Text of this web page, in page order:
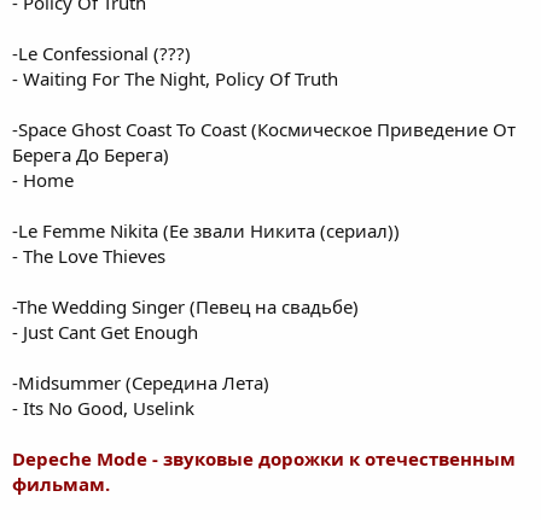
-Le Confessional (???)
- Waiting For The Night, Policy Of Truth
-Space Ghost Coast To Coast (Космическое Приведение От
Берега До Берега)
- Home
-Le Femme Nikita (Ее звали Никита (сериал))
- The Love Thieves
-The Wedding Singer (Певец на свадьбе)
- Just Cant Get Enough
-Midsummer (Середина Лета)
- Its No Good, Uselink
Depeche Mode - звуковые дорожки к отечественным
фильмам.